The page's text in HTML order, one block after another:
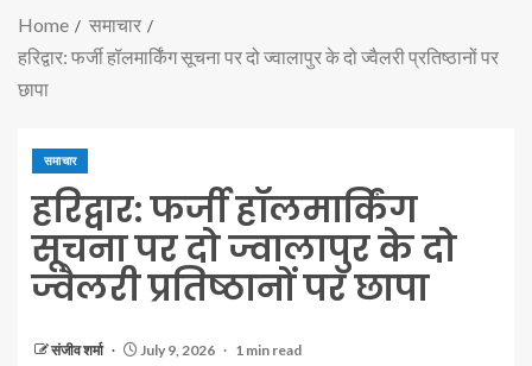
Home
समाचार
हरिद्वार: फर्जी हॉलमार्किंग सूचना पर दो ज्वालापुर के दो ज्वैलरी प्रतिष्ठानों पर
छापा
समाचार
हरिद्वार: फर्जी हॉलमार्किंग
सूचना पर दो ज्वालापुर के दो
ज्वैलरी प्रतिष्ठानों पर छापा
संजीव शर्मा July 9, 2026 1 min read